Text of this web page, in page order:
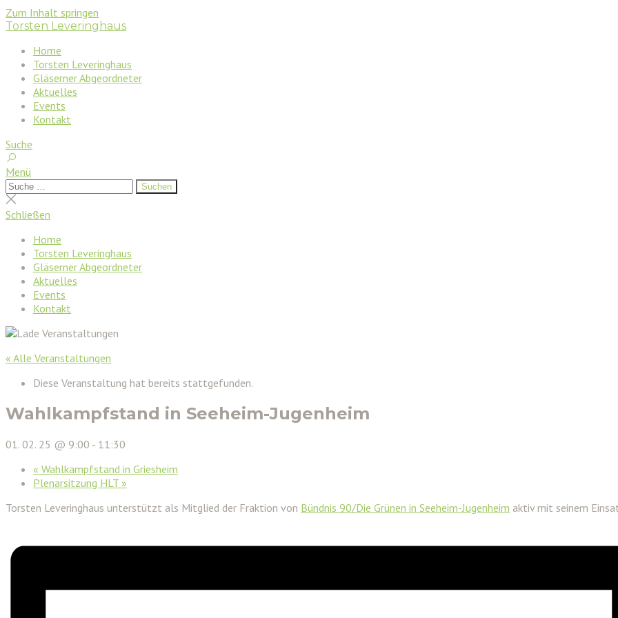
Zum Inhalt springen
Torsten Leveringhaus
Home
Torsten Leveringhaus
Gläserner Abgeordneter
Aktuelles
Events
Kontakt
Suche
Menü
Suchen
nach:
Suchen
Suche
schließen
Schließen
Home
Torsten Leveringhaus
Gläserner Abgeordneter
Aktuelles
Events
Kontakt
« Alle Veranstaltungen
Diese Veranstaltung hat bereits stattgefunden.
Wahlkampfstand in Seeheim-Jugenheim
01. 02. 25 @ 9:00 - 11:30
« Wahlkampfstand in Griesheim
Plenarsitzung HLT »
Torsten Leveringhaus unterstützt als Mitglied der Fraktion von Bündnis 90/Die Grünen in Seeheim-Jugenheim aktiv mit seinem